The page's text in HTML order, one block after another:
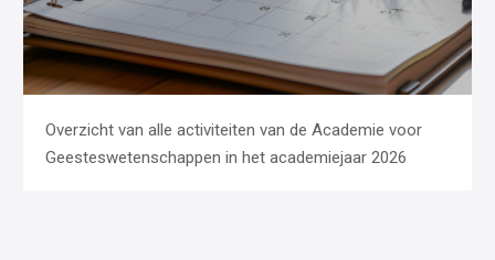
Overzicht van alle activiteiten van de Academie voor
Geesteswetenschappen in het academiejaar 2026